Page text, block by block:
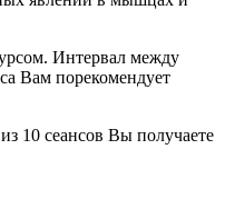
Интервал между
Вам порекомендует
10 сеансов Вы получаете